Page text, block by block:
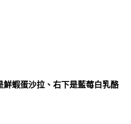
鮮蝦蛋沙拉、右下是藍莓白乳酪